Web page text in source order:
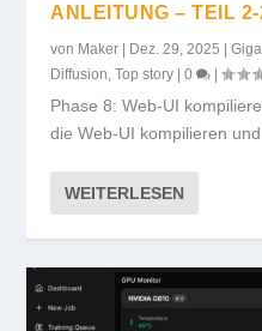
ANLEITUNG – TEIL
von Maker | Dez. 29, 2025 |
Diffusion ,Top story |0 |
Phase 8: Web-UI
die Web-UI kompilieren und
WEITERLESEN